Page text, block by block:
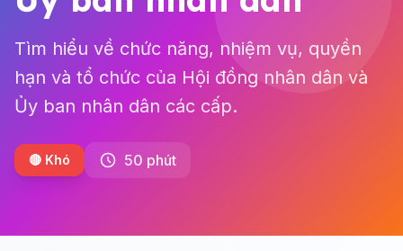
Tìm hiểu về chức năng, nhiệm vụ, quyền
hạn và tổ chức của Hội đồng nhân dân và
Ủy ban nhân dân các cấp.
🔴 Khó 50 phút